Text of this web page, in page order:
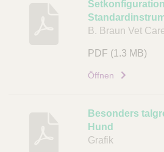
k
B. Braun Vet
PDF (1.3 MB)
Öffnen
Besonders
Hund
Grafik